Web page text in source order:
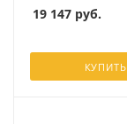
19 147 руб.
КУПИТЬ